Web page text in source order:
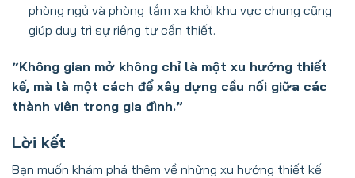
phòng ngủ và phòng tắm xa khỏi khu vực chung cũng
giúp duy trì sự riêng tư cần thiết.
“Không gian mở không chỉ là một xu hướng thiết
kế, mà là một cách để xây dựng cầu nối giữa các
thành viên trong gia đình.”
Lời kết
Bạn muốn khám phá thêm về những xu hướng thiết kế